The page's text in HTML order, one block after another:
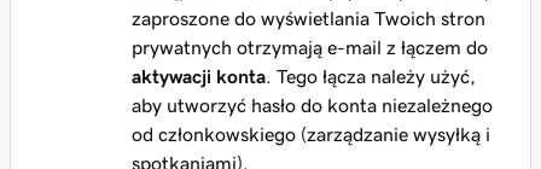
zaproszone do wyświetlania Twoich stron
prywatnych otrzymają e-mail z łączem do
aktywacji konta . Tego łącza należy użyć,
aby utworzyć hasło do konta niezależnego
od członkowskiego (zarządzanie wysyłką i
spotkaniami).